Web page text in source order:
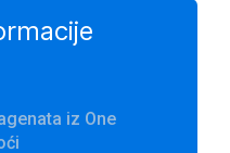
iz One